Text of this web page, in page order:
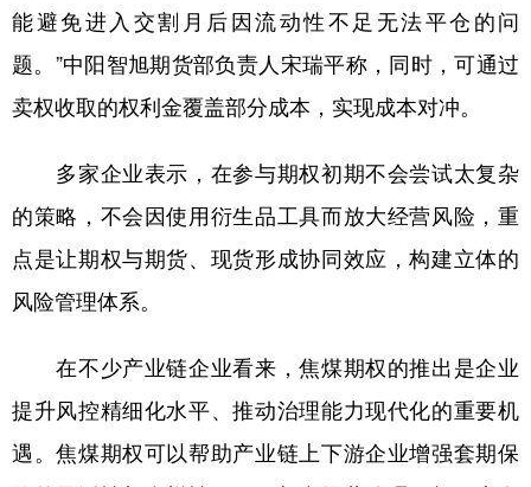
能避免进入交割月后因流动性不足无法平仓的问
题。”中阳智旭期货部负责人宋瑞平称，同时，可通过
卖权收取的权利金覆盖部分成本，实现成本对冲。
多家企业表示，在参与期权初期不会尝试太复杂
的策略，不会因使用衍生品工具而放大经营风险，重
点是让期权与期货、现货形成协同效应，构建立体的
风险管理体系。
在不少产业链企业看来，焦煤期权的推出是企业
提升风控精细化水平、推动治理能力现代化的重要机
遇。焦煤期权可以帮助产业链上下游企业增强套期保